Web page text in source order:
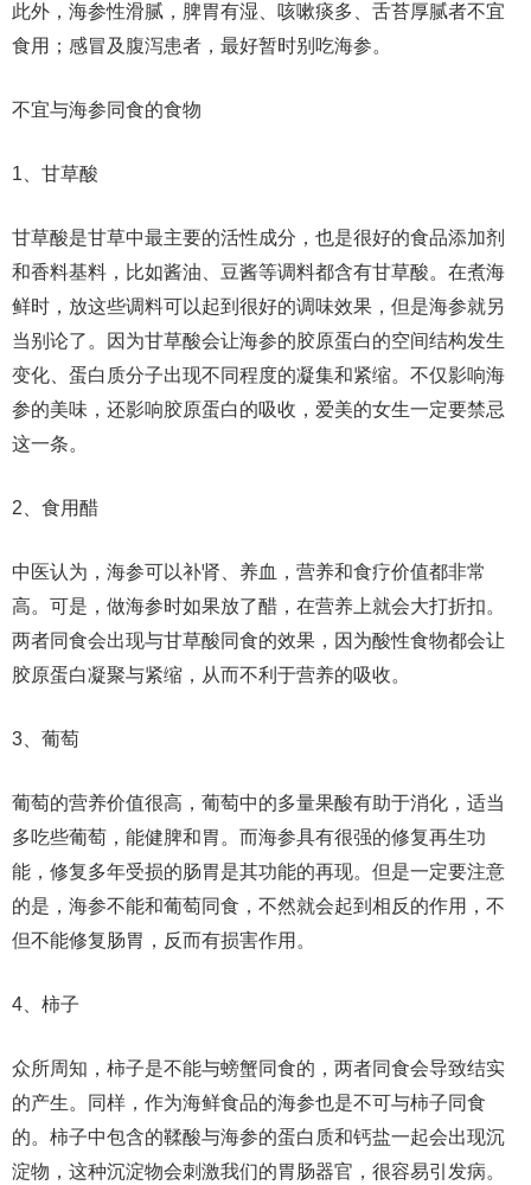
此外，海参性滑腻，脾胃有湿、咳嗽痰多、舌苔厚腻者不宜
食用；感冒及腹泻患者，最好暂时别吃海参。
不宜与海参同食的食物
1、甘草酸
甘草酸是甘草中最主要的活性成分，也是很好的食品添加剂
和香料基料，比如酱油、豆酱等调料都含有甘草酸。在煮海
鲜时，放这些调料可以起到很好的调味效果，但是海参就另
当别论了。因为甘草酸会让海参的胶原蛋白的空间结构发生
变化、蛋白质分子出现不同程度的凝集和紧缩。不仅影响海
参的美味，还影响胶原蛋白的吸收，爱美的女生一定要禁忌
这一条。
2、食用醋
中医认为，海参可以补肾、养血，营养和食疗价值都非常
高。可是，做海参时如果放了醋，在营养上就会大打折扣。
两者同食会出现与甘草酸同食的效果，因为酸性食物都会让
胶原蛋白凝聚与紧缩，从而不利于营养的吸收。
3、葡萄
葡萄的营养价值很高，葡萄中的多量果酸有助于消化，适当
多吃些葡萄，能健脾和胃。而海参具有很强的修复再生功
能，修复多年受损的肠胃是其功能的再现。但是一定要注意
的是，海参不能和葡萄同食，不然就会起到相反的作用，不
但不能修复肠胃，反而有损害作用。
4、柿子
众所周知，柿子是不能与螃蟹同食的，两者同食会导致结实
的产生。同样，作为海鲜食品的海参也是不可与柿子同食
的。柿子中包含的鞣酸与海参的蛋白质和钙盐一起会出现沉
淀物，这种沉淀物会刺激我们的胃肠器官，很容易引发病。